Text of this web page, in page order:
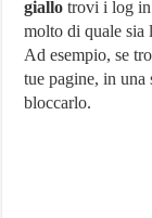
giallo trovi i log
molto di quale sia
Ad esempio, se
tue pagine, in una
bloccarlo.